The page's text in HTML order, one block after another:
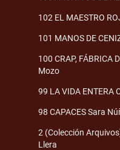
102 EL MAESTRO
101 MANOS DE
100 CRAP, FÁBRICA
Mozo
99 LA VIDA ENTERA
98 CAPACES Sara
2 (Colección
Llera